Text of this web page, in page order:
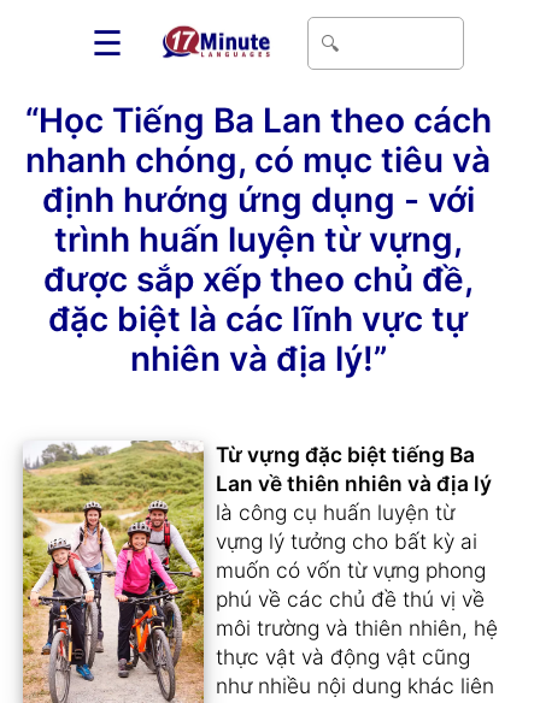
☰
“Học Tiếng Ba Lan theo cách
nhanh chóng, có mục tiêu và
định hướng ứng dụng - với
trình huấn luyện từ vựng,
được sắp xếp theo chủ đề,
đặc biệt là các lĩnh vực tự
nhiên và địa lý!”
Từ vựng đặc biệt tiếng Ba
Lan về thiên nhiên và địa lý
là công cụ huấn luyện từ
vựng lý tưởng cho bất kỳ ai
muốn có vốn từ vựng phong
phú về các chủ đề thú vị về
môi trường và thiên nhiên, hệ
thực vật và động vật cũng
như nhiều nội dung khác liên